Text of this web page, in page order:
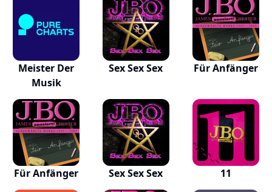
Meister Der
Musik
Sex Sex Sex Für Anfänger
Für Anfänger Sex Sex Sex 11